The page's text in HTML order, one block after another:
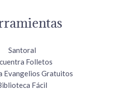
Santoral
Folletos
Evangelios Gratuitos
Fácil